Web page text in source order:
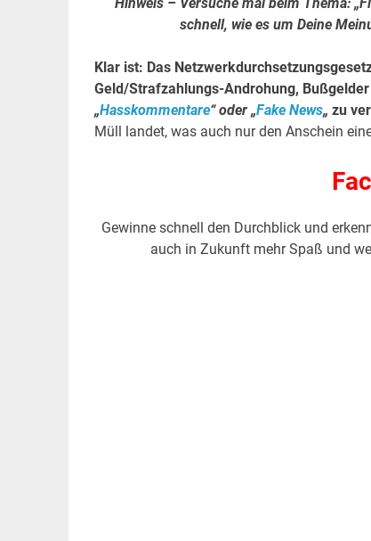
Hinweis – Versuche mal beim Thema:
schnell, wie es um Deine
Klar ist: Das
Geld/Strafzahlungs-Androhung,
„Hasskommentare“ oder „Fake News„ zu
Müll landet, was auch nur den Anschein
Gewinne schnell den Durchblick und
auch in Zukunft mehr Spaß und